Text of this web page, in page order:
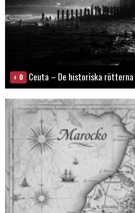
0 Ceuta – De historiska rötterna